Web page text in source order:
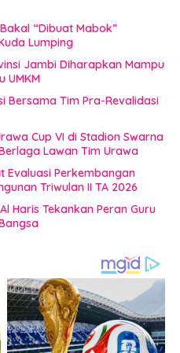
“Dibuat Mabok”
Lumping
Jambi Diharapkan Mampu
UMKM
Bersama Tim Pra-Revalidasi
Cup VI di Stadion Swarna
Lawan Tim Urawa
Evaluasi Perkembangan
Triwulan II TA 2026
Haris Tekankan Peran Guru